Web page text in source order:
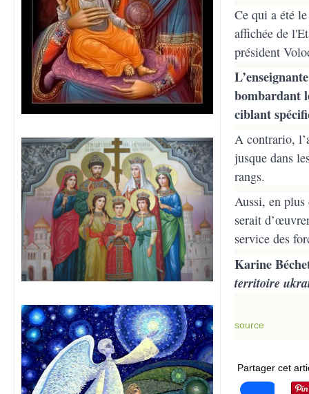
Ce qui a été
affichée de
président
bombardant
ciblant
A contrario,
jusque dans
rangs.
Aussi, en plus
serait
service des
Karine
territoire
source
Partager cet